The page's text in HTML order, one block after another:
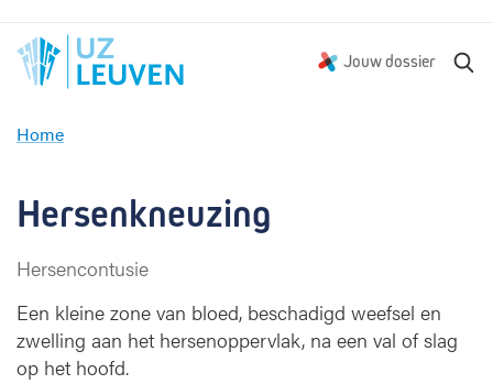
Jouw dossier
Home
s
n
n
e
u
Hersenkneuzing
Hersencontusie
Een kleine zone van bloed, beschadigd weefsel en
zwelling aan het hersenoppervlak, na een val of slag
op het hoofd.